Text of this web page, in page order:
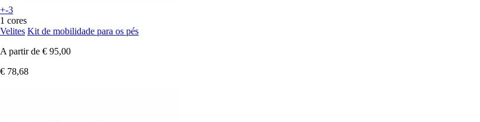
+-3
1 cores
Velites Kit de mobilidade para os pés
A partir de € 95,00
€ 78,68